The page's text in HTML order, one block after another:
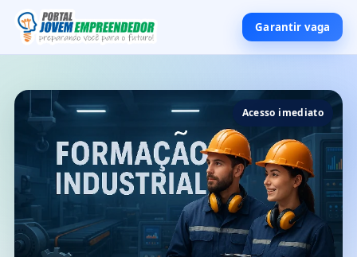
Garantir vaga
Acesso imediato